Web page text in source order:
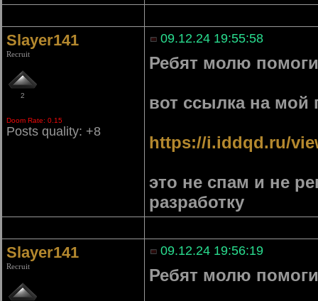
Slayer141
Recruit
2
Doom Rate: 0.15
Posts quality: +8
09.12.24 19:55:58
Ребят молю
вот ссылка на мой
https://i.iddqd.ru/
это не спам и не
разработку
Slayer141
Recruit
09.12.24 19:56:19
Ребят молю